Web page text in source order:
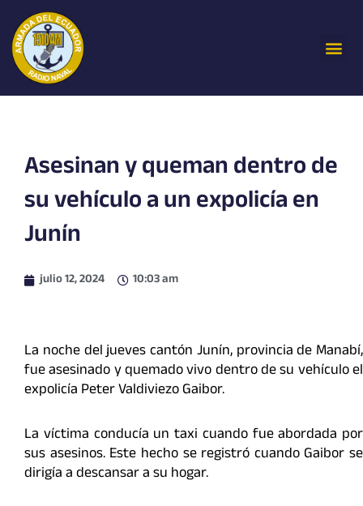
contenido
Asesinan y queman dentro de
su vehículo a un expolicía en
Junín
julio 12, 2024 10:03 am
La noche del jueves cantón Junín, provincia de Manabí,
fue asesinado y quemado vivo dentro de su vehículo el
expolicía Peter Valdiviezo Gaibor.
La víctima conducía un taxi cuando fue abordada por
sus asesinos. Este hecho se registró cuando Gaibor se
dirigía a descansar a su hogar.